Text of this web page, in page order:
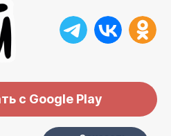
с Google Play